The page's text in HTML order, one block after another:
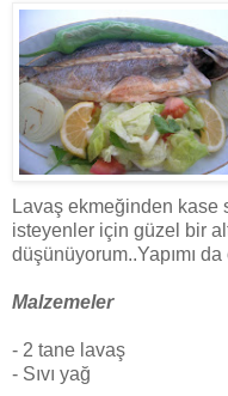
Lavaş ekmeğinden kase
isteyenler için güzel bir
düşünüyorum..Yapımı
Malzemeler
- 2 tane lavaş
- Sıvı yağ